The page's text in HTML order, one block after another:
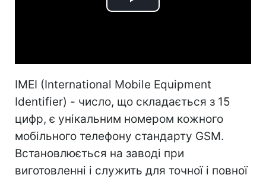
Play
IMEI (International Mobile Equipment
Identifier) - число, що складається з 15
цифр, є унікальним номером кожного
мобільного телефону стандарту GSM.
Встановлюється на заводі при
виготовленні і служить для точної і повної